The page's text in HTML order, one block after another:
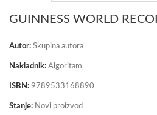
GUINNESS WORLD
Autor: Skupina autora
Nakladnik: Algoritam
ISBN: 9789533168890
Stanje: Novi proizvod